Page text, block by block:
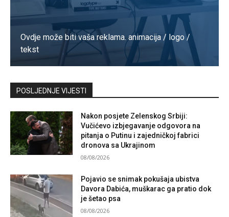
Ovdje može biti vaša reklama. animacija / logo /
tekst
Kontaktirajte nas
POSLJEDNJE VIJESTI
Nakon posjete Zelenskog Srbiji:
Vučićevo izbjegavanje odgovora na
pitanja o Putinu i zajedničkoj fabrici
dronova sa Ukrajinom
08/08/2026
Pojavio se snimak pokušaja ubistva
Davora Dabića, muškarac ga pratio dok
je šetao psa
08/08/2026